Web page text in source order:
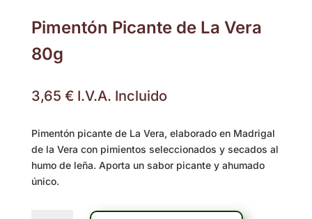
Pimentón Picante de La Vera
80g
3,65 € I.V.A. Incluido
Pimentón picante de La Vera, elaborado en Madrigal
de la Vera con pimientos seleccionados y secados al
humo de leña. Aporta un sabor picante y ahumado
único.